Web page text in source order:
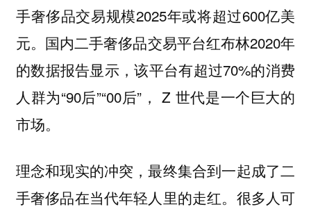
手奢侈品交易规模2025年或将超过600亿美
元。国内二手奢侈品交易平台红布林2020年
的数据报告显示，该平台有超过70%的消费
人群为“90后”“00后”， Z 世代是一个巨大的
市场。
理念和现实的冲突，最终集合到一起成了二
手奢侈品在当代年轻人里的走红。很多人可